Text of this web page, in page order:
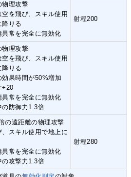
物理攻撃
空を飛び、スキル使用
降りる
異常を完全に無効化
射程200
物理攻撃
空を飛び、スキル使用
降りる
効果時間が50%増加
+20
異常を完全に無効化
の防御力1.3倍
の遠距離の物理攻撃
、スキル使用で地上に
異常を完全に無効化
の攻撃力1.3倍
射程280